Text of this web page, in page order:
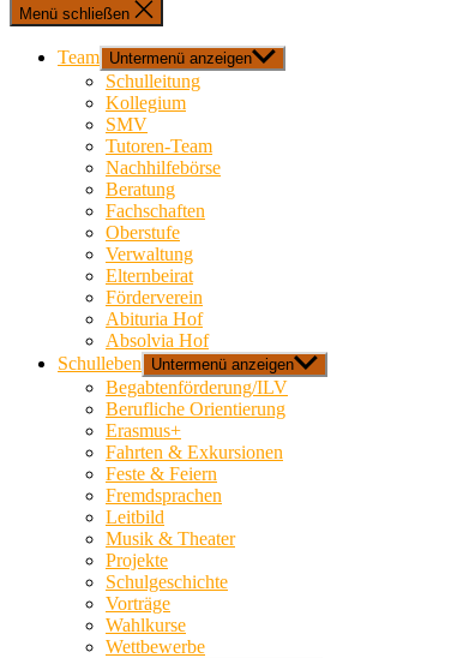
Menü schließen
Team Untermenü anzeigen
Schulleitung
Kollegium
SMV
Tutoren-Team
Nachhilfebörse
Beratung
Fachschaften
Oberstufe
Verwaltung
Elternbeirat
Förderverein
Abituria Hof
Absolvia Hof
Schulleben
Untermenü anzeigen
Begabtenförderung/ILV
Berufliche Orientierung
Erasmus+
Fahrten & Exkursionen
Feste & Feiern
Fremdsprachen
Leitbild
Musik & Theater
Projekte
Schulgeschichte
Vorträge
Wahlkurse
Wettbewerbe